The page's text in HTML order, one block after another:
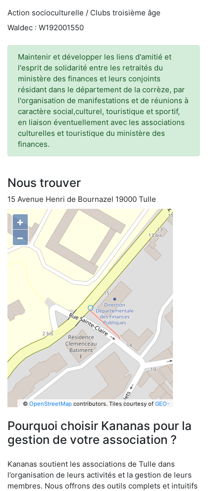
Action socioculturelle / Clubs troisième âge
Waldec : W192001550
Maintenir et développer les liens d'amitié et
l'esprit de solidarité entre les retraités du
ministère des finances et leurs conjoints
résidant dans le département de la corrèze, par
l'organisation de manifestations et de réunions à
caractère social,culturel, touristique et sportif,
en liaison éventuellement avec les associations
culturelles et touristique du ministère des
finances.
Nous trouver
15 Avenue Henri de Bournazel 19000 Tulle
+
−
© OpenStreetMapcontributors. Tiles courtesy of GEO-
Pourquoi choisir Kananas pour la
gestion de votre association ?
Kananas soutient les associations de Tulle dans
l’organisation de leurs activités et la gestion de leurs
membres. Nous offrons des outils complets et intuitifs